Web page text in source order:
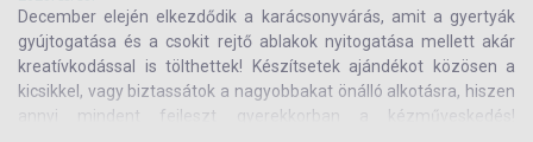
egy jó könyvünk! Nem hiszed? Kattints, és járj utána!
December elején elkezdődik a karácsonyvárás, amit a gyertyák
gyújtogatása és a csokit rejtő ablakok nyitogatása mellett akár
kreatívkodással is tölthettek! Készítsetek ajándékot közösen a
kicsikkel, vagy biztassátok a nagyobbakat önálló alkotásra, hiszen
annyi mindent fejleszt gyerekkorban a kézműveskedés!